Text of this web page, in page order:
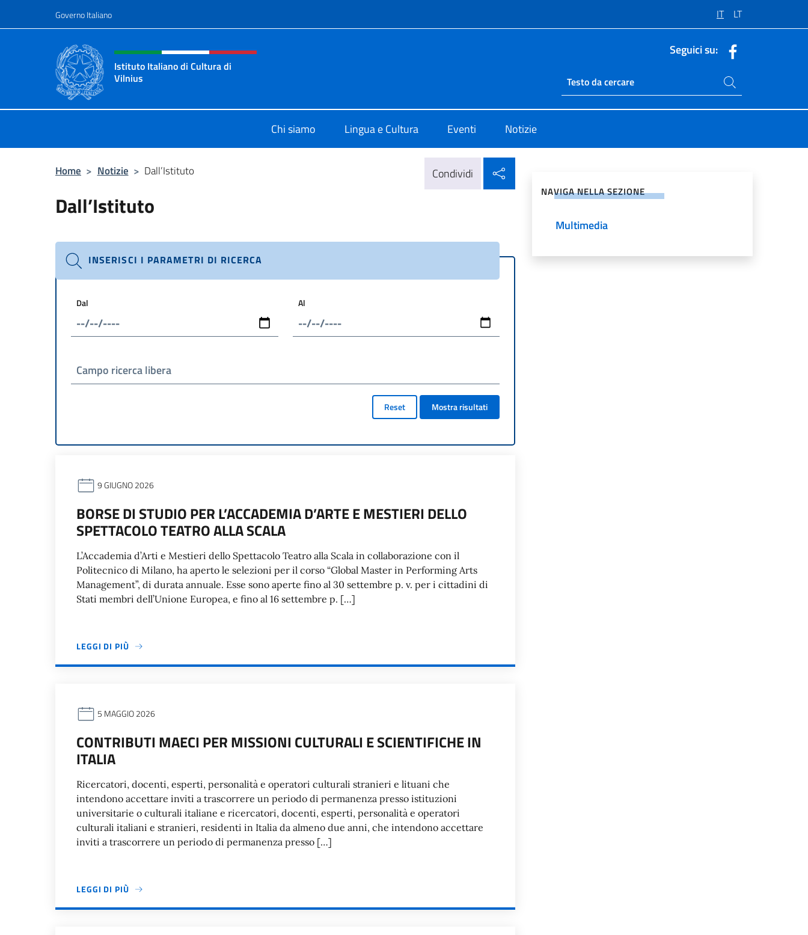
Governo Italiano IT LT
Intestazione sito, social e menù
Istituto Italiano di Cultura di
Vilnius
Seguici su:
Ricerca sito live
Cerca nel sito
Chi siamo Lingua e Cultura Eventi Notizie
Home > Notizie > Dall’Istituto Condividi
Dall’Istituto
INSERISCI I PARAMETRI DI RICERCA
Dal Al
Campo ricerca libera
Reset Mostra risultati
9 GIUGNO 2026
BORSE DI STUDIO PER L’ACCADEMIA D’ARTE E MESTIERI DELLO
SPETTACOLO TEATRO ALLA SCALA
L’Accademia d’Arti e Mestieri dello Spettacolo Teatro alla Scala in collaborazione con il
Politecnico di Milano, ha aperto le selezioni per il corso “Global Master in Performing Arts
Management”, di durata annuale. Esse sono aperte fino al 30 settembre p. v. per i cittadini di
Stati membri dell’Unione Europea, e fino al 16 settembre p. […]
LEGGI DI PIÙ
5 MAGGIO 2026
CONTRIBUTI MAECI PER MISSIONI CULTURALI E SCIENTIFICHE IN
ITALIA
Ricercatori, docenti, esperti, personalità e operatori culturali stranieri e lituani che
intendono accettare inviti a trascorrere un periodo di permanenza presso istituzioni
universitarie o culturali italiane e ricercatori, docenti, esperti, personalità e operatori
culturali italiani e stranieri, residenti in Italia da almeno due anni, che intendono accettare
inviti a trascorrere un periodo di permanenza presso […]
LEGGI DI PIÙ
NAVIGA NELLA SEZIONE
Multimedia